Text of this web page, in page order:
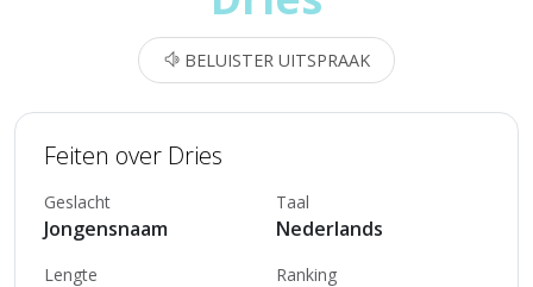
BELUISTER UITSPRAAK
Feiten over Dries
Geslacht
Jongensnaam
Taal
Nederlands
Lengte Ranking